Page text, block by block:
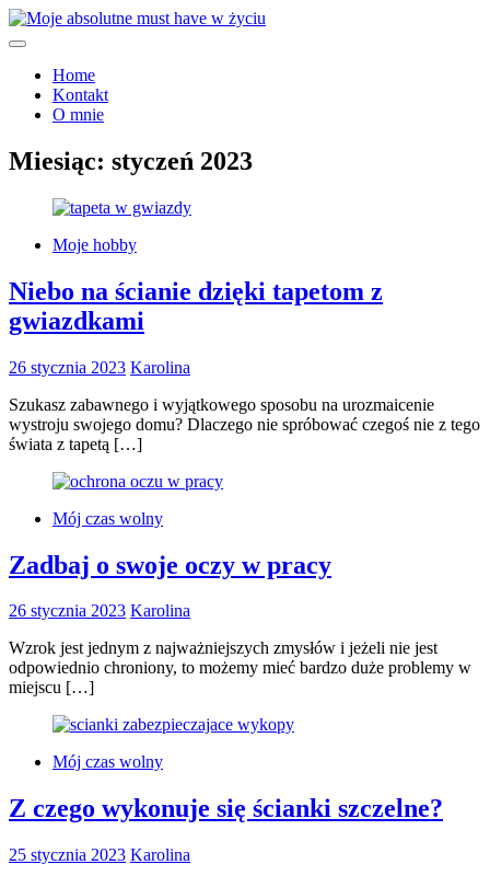
Skip
to
Moje absolutne must have w
życiu
Home
Kontakt
O mnie
Miesiąc: styczeń 2023
Moje hobby
Niebo na ścianie dzięki tapetom z
gwiazdkami
26 stycznia 2023 Karolina
Szukasz zabawnego i wyjątkowego sposobu na urozmaicenie
wystroju swojego domu? Dlaczego nie spróbować czegoś nie z tego
świata z tapetą […]
Mój czas wolny
Zadbaj o swoje oczy w pracy
26 stycznia 2023 Karolina
Wzrok jest jednym z najważniejszych zmysłów i jeżeli nie jest
odpowiednio chroniony, to możemy mieć bardzo duże problemy w
miejscu […]
Mój czas wolny
Z czego wykonuje się ścianki szczelne?
25 stycznia 2023 Karolina